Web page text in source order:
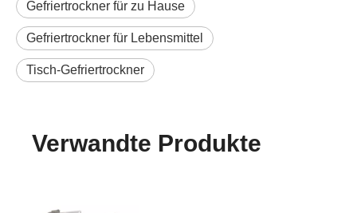
Gefriertrockner für zu Hause
Gefriertrockner für Lebensmittel
Tisch-Gefriertrockner
Verwandte Produkte